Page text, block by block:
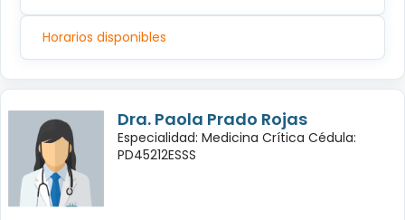
Horarios disponibles
Dra. Paola Prado Rojas
Especialidad: Medicina Crítica Cédula:
PD45212ESSS